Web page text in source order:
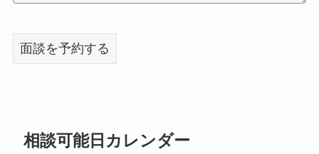
相談可能日カレンダー